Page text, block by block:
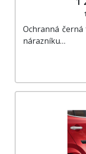
Ochranná
nárazníku…